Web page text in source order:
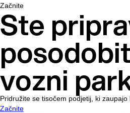
Začnite
Ste
vozni
Pridružite se tisočem podjetij, ki zaupajo
Začnite